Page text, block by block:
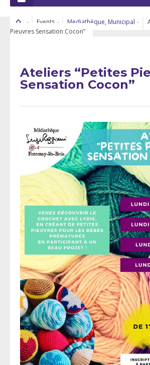
Events Mediathèque, Municipal
Pieuvres Sensation Cocon”
Ateliers “Petites
Sensation Cocon”